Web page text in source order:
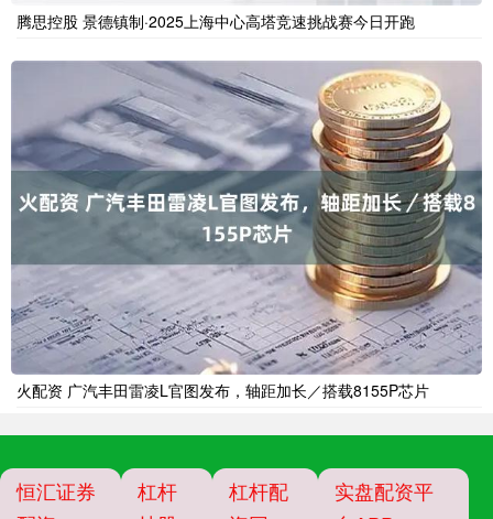
腾思控股 景德镇制·2025上海中心高塔竞速挑战赛今日开跑
火配资 广汽丰田雷凌L官图发布，轴距加长／搭载8155P芯片
恒汇证券
杠杆
杠杆配
实盘配资平